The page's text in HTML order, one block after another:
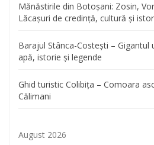
Mănăstirile din Botoșani: Zosin,
Lăcașuri de credință, cultură și
Barajul Stânca-Costești – Gigantul
apă, istorie și legende
Ghid turistic Colibița – Comoara
Călimani
August 2026